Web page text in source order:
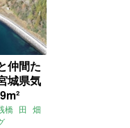
仲間た
城県気
橋 田 畑